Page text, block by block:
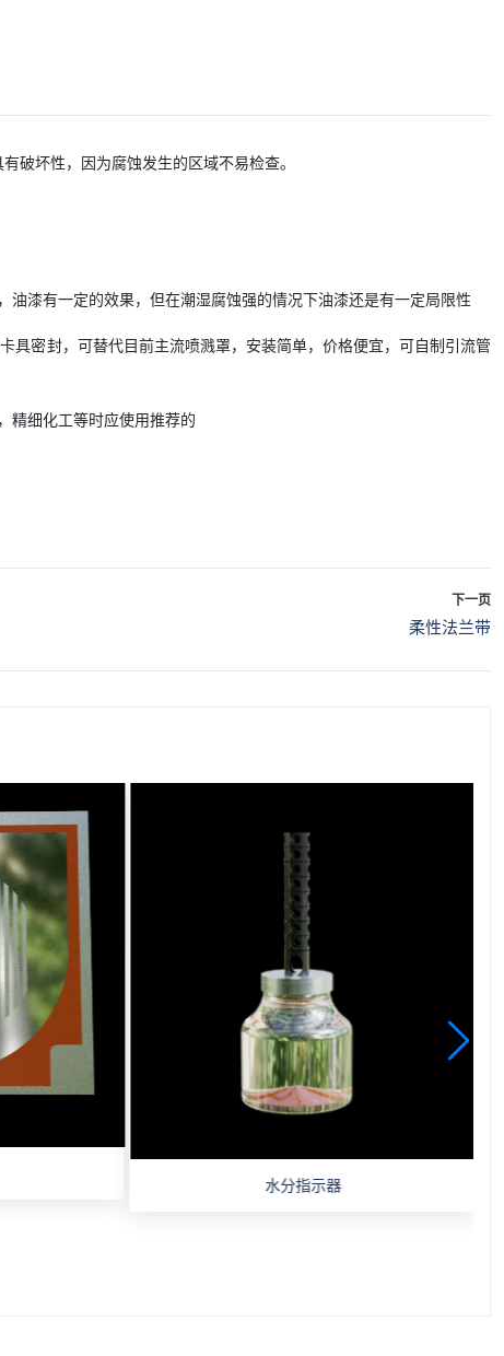
破坏性，因为腐蚀发生的区域不易检查。
漆有一定的效果，但在潮湿腐蚀强的情况下油漆还是有一定局限性
具密封，可替代目前主流喷溅罩，安装简单，价格便宜，可自制引流管
精细化工等时应使用推荐的
下一页
柔性法兰带
水分指示器